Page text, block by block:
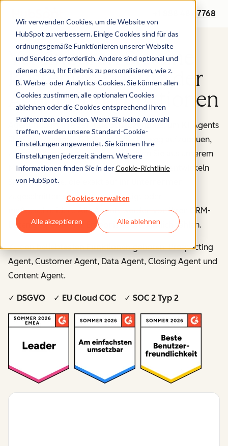
Wir verwenden Cookies, um die Website von
HubSpot zu verbessern. Einige Cookies sind für das
ordnungsgemäße Funktionieren unserer Website
und Services erforderlich. Andere sind optional und
dienen dazu, Ihr Erlebnis zu personalisieren, wie z.
B. Werbe- oder Analytics-Cookies. Sie können allen
Cookies zustimmen, alle optionalen Cookies
ablehnen oder die Cookies entsprechend Ihren
Präferenzen einstellen. Wenn Sie keine Auswahl
treffen, werden unsere Standard-Cookie-
Einstellungen angewendet. Sie können Ihre
Einstellungen jederzeit ändern. Weitere
Informationen finden Sie in derCookie-Richtlinie
von HubSpot.
Cookies verwalten
Alle akzeptieren Alle ablehnen
+1 888 482 7768
Vereinbaren Sie eine
kostenlose Demo der
Agent Hub-Funktionen
Agent Hub ist Ihre zentrale Schaltzentrale, um KI-Agents
über Ihre gesamte GTM-Strategie hinweg aufzubauen,
zu verwalten und einzusetzen. Wählen Sie aus unserem
Marketplace vorgefertigter Agents – oder entwickeln
Sie individuelle, die exakt auf Ihr Unternehmen
zugeschnitten sind. Ob vorgefertigt oder
maßgeschneidert: Alle Agents werden von Ihren CRM-
Daten gespeist – für Ergebnisse, die wirklich zählen.
Zu denbeliebtesten Funktionengehören Prospecting
Agent, Customer Agent, Data Agent, Closing Agent und
Content Agent.
✓ DSGVO ✓ EU Cloud COC ✓ SOC 2 Typ 2